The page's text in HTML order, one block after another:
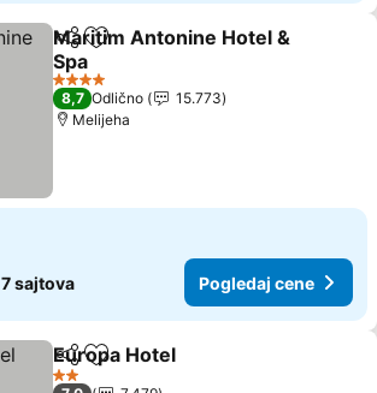
Deli Dodati u favorite
Maritim Antonine Hotel &
Spa
4 Zvezdice
8,7 Odlično
15.773
Melijeha
7 sajtova Pogledaj cene
Deli Dodati u favorite
Europa Hotel
2 Zvezdice